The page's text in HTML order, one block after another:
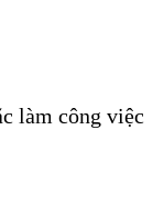
làm công việc